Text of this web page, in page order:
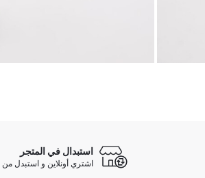
استبدال في المتجر
اشتري أونلاين و استبدل من